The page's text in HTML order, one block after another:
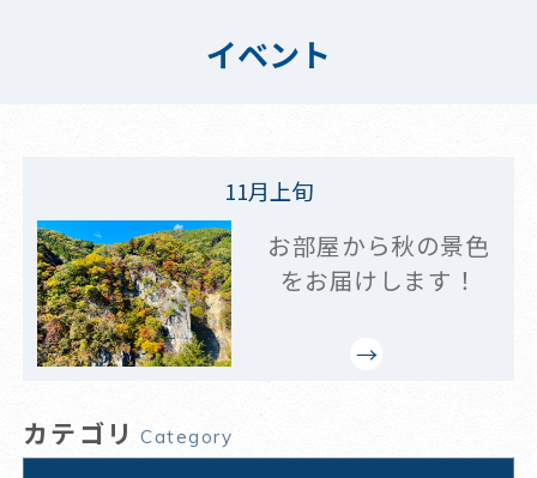
イベント
11月上旬
お部屋から秋の景色
をお届けします！
カテゴリ Category